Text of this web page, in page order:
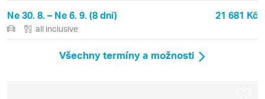
Ne 30. 8. – Ne 6. 9. (8 dní) 21 681 Kč
all inclusive
Všechny termíny a možnosti